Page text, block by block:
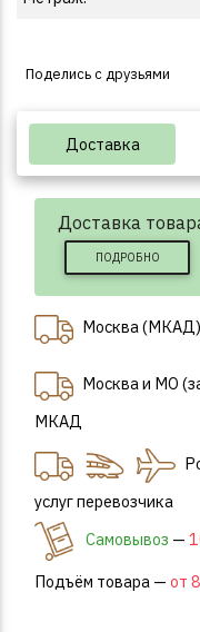
Поделись с друзьями
Доставка
Доставка
ПОДРОБНО
Москва
Москва и МО
МКАД
услуг перевозчика
Самовывоз —
Подъём товара — от